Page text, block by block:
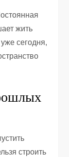
жить
сегодня,
строить